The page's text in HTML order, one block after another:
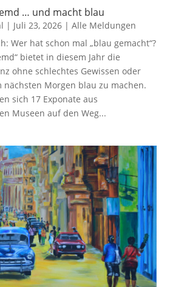
… und macht blau
| Juli 23, 2026| Alle Meldungen
Wer hat schon mal „blau gemacht“?
bietet in diesem Jahr die
ohne schlechtes Gewissen oder
nächsten Morgen blau zu machen.
sich 17 Exponate aus
Museen auf den Weg...